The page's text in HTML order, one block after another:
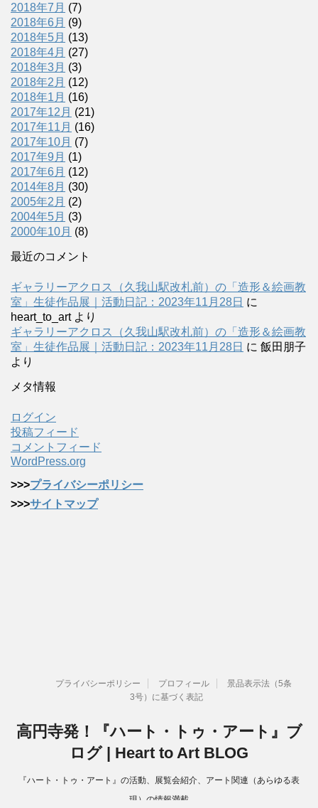
2018年7月 (7)
2018年6月 (9)
2018年5月 (13)
2018年4月 (27)
2018年3月 (3)
2018年2月 (12)
2018年1月 (16)
2017年12月 (21)
2017年11月 (16)
2017年10月 (7)
2017年9月 (1)
2017年6月 (12)
2014年8月 (30)
2005年2月 (2)
2004年5月 (3)
2000年10月 (8)
最近のコメント
ギャラリーアクロス（久我山駅改札前）の「造形＆絵画教
室」生徒作品展｜活動日記：2023年11月28日 に
heart_to_artより
ギャラリーアクロス（久我山駅改札前）の「造形＆絵画教
室」生徒作品展｜活動日記：2023年11月28日 に 飯田朋子
より
メタ情報
ログイン
投稿フィード
コメントフィード
WordPress.org
>>>プライバシーポリシー
>>>サイトマップ
プライバシーポリシー プロフィール
景品表示法（5条
3号）に基づく表記
高円寺発！『ハート・トゥ・アート』ブ
ログ | Heart to Art BLOG
『ハート・トゥ・アート』の活動、展覧会紹介、アート関連（あらゆる表
現）の情報満載